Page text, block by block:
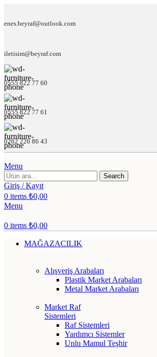
enes.beyraf@outlook.com
iletisim@beyraf.com
0555 822 77 60
0555 822 77 61
0262 226 86 43
Menu
Search
Giriş / Kayıt
0 items ₺0,00
Menu
0 items ₺0,00
MAĞAZACILIK
Alışveriş Arabaları
Plastik Market Arabaları
Metal Market Arabaları
Market Raf
Sistemleri
Raf Sistemleri
Yardımcı Sistemler
Unlu Mamul Teşhir